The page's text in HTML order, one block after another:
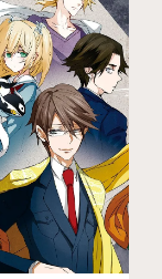
做自己喜歡的
《星星糖》、
《不中用的我